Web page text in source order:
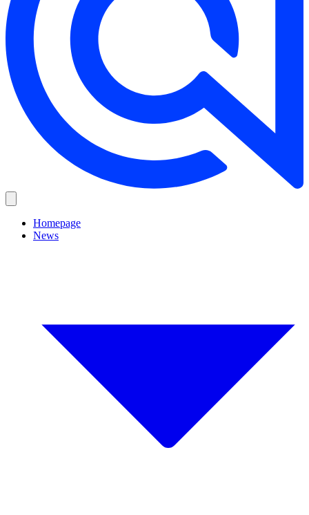
Homepage
News